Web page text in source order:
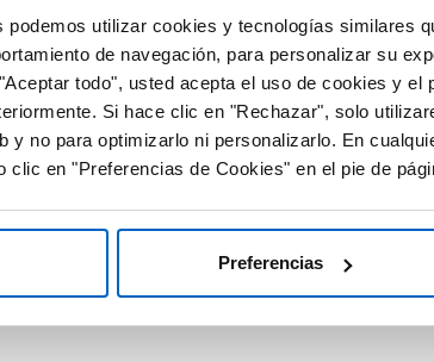
utilizar cookies y tecnologías similares
de navegación, para personalizar su
todo", usted acepta el uso de cookies y el
Si hace clic en "Rechazar", solo
y no para optimizarlo ni personalizarlo. En
clic en "Preferencias de Cookies" en el pie de
Preferencias
de los dermatólogos aseguró prescribir
entre los que no lo hacían, cerca de la
un abordaje global del riesgo CV podría
por lo que apuestan por identificar
asignar más recursos a la formación de
así como plantear intervenciones dirigidas a
mayor predisposición a prescribir estatinas